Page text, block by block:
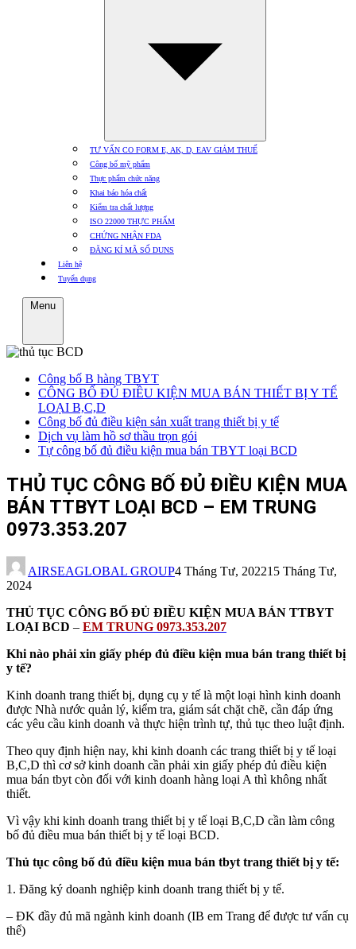
TƯ VẤN CO FORM E, AK, D, EAV GIẢM THUẾ
Công bố mỹ phẩm
Thực phẩm chức năng
Khai báo hóa chất
Kiểm tra chất lượng
ISO 22000 THỰC PHẨM
CHỨNG NHẬN FDA
ĐĂNG KÍ MÃ SỐ DUNS
Liên hệ
Tuyển dụng
Menu
Công bố B hàng TBYT
CÔNG BỐ ĐỦ ĐIỀU KIỆN MUA BÁN THIẾT BỊ Y TẾ
LOẠI B,C,D
Công bố đủ điều kiện sản xuất trang thiết bị y tế
Dịch vụ làm hồ sơ thầu trọn gói
Tự công bố đủ điều kiện mua bán TBYT loại BCD
THỦ TỤC CÔNG BỐ ĐỦ ĐIỀU KIỆN MUA
BÁN TTBYT LOẠI BCD – EM TRUNG
0973.353.207
AIRSEAGLOBAL GROUP4 Tháng Tư, 202215 Tháng Tư,
2024
THỦ TỤC CÔNG BỐ ĐỦ ĐIỀU KIỆN MUA BÁN TTBYT
LOẠI BCD – EM TRUNG 0973.353.207
Khi nào phải xin giấy phép đủ điều kiện mua bán trang thiết bị
y tế?
Kinh doanh trang thiết bị, dụng cụ y tế là một loại hình kinh doanh
được Nhà nước quản lý, kiểm tra, giám sát chặt chẽ, cần đáp ứng
các yêu cầu kinh doanh và thực hiện trình tự, thủ tục theo luật định.
Theo quy định hiện nay, khi kinh doanh các trang thiết bị y tế loại
B,C,D thì cơ sở kinh doanh cần phải xin giấy phép đủ điều kiện
mua bán tbyt còn đối với kinh doanh hàng loại A thì không nhất
thiết.
Vì vậy khi kinh doanh trang thiết bị y tế loại B,C,D cần làm công
bố đủ điều mua bán thiết bị y tế loại BCD.
Thủ tục công bố đủ điều kiện mua bán tbyt trang thiết bị y tế:
1. Đăng ký doanh nghiệp kinh doanh trang thiết bị y tế.
– ĐK đầy đủ mã ngành kinh doanh (IB em Trang để được tư vấn cụ
thể)